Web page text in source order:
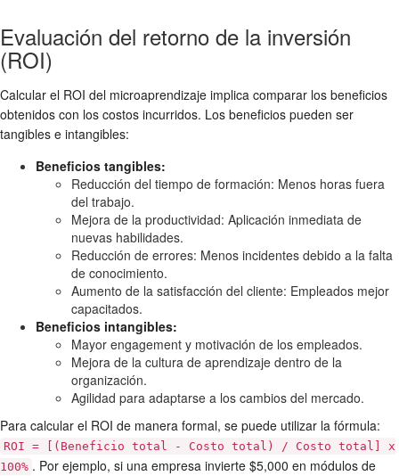
Evaluación del retorno de la inversión
(ROI)
Calcular el ROI del microaprendizaje implica comparar los beneficios
obtenidos con los costos incurridos. Los beneficios pueden ser
tangibles e intangibles:
Beneficios tangibles:
Reducción del tiempo de formación: Menos horas fuera
del trabajo.
Mejora de la productividad: Aplicación inmediata de
nuevas habilidades.
Reducción de errores: Menos incidentes debido a la falta
de conocimiento.
Aumento de la satisfacción del cliente: Empleados mejor
capacitados.
Beneficios intangibles:
Mayor engagement y motivación de los empleados.
Mejora de la cultura de aprendizaje dentro de la
organización.
Agilidad para adaptarse a los cambios del mercado.
Para calcular el ROI de manera formal, se puede utilizar la fórmula:
ROI = [(Beneficio total - Costo total) / Costo total] x
100% . Por ejemplo, si una empresa invierte $5,000 en módulos de